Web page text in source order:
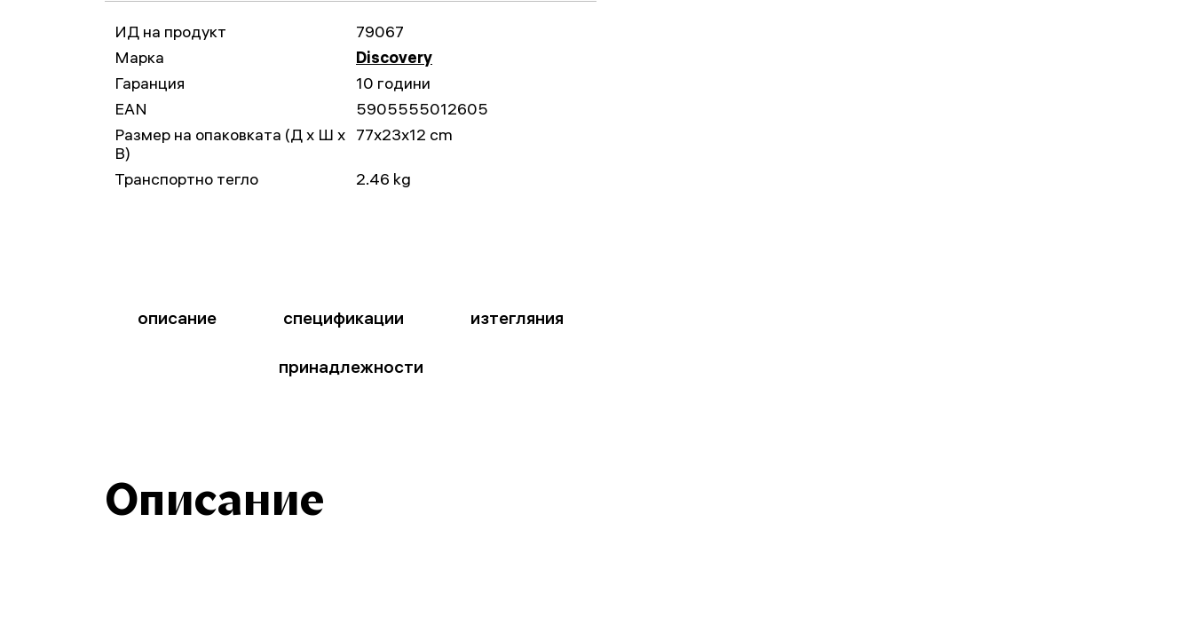
ИД на продукт
79067
Марка
Discovery
Гаранция
10 години
EAN
5905555012605
Размер на опаковката (Д x Ш x
В)
77x23x12 cm
Транспортно тегло 2.46 kg
описание спецификации изтегляния
принадлежности
Описание